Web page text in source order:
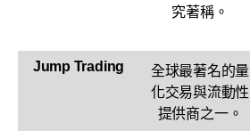
究著稱。
Jump Trading
全球最著名的量
化交易與流動性
提供商之一。